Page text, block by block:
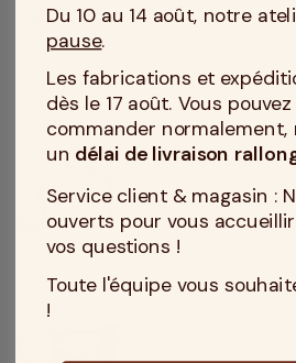
Prix
709 €
Du 10 au 14 août, notre
pause.
Les fabrications et
dès le 17 août. Vous
commander normalement,
un délai de livraison
Service client & magasin :
ouverts pour vous
vos questions !
Toute l'équipe vous
!